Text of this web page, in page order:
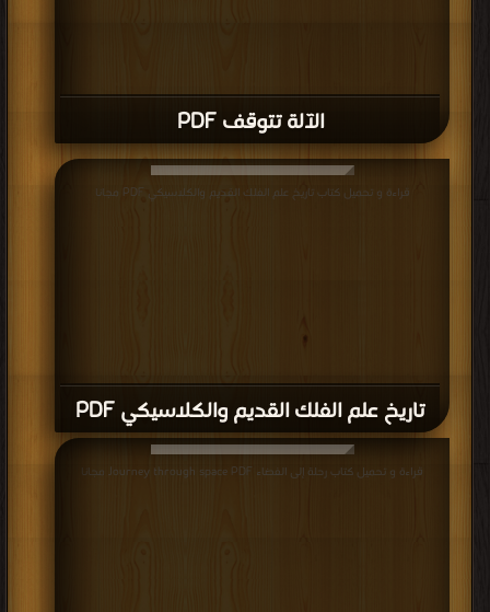
الآلة تتوقف PDF
تاريخ علم الفلك القديم والكلاسيكي PDF
قراءة و تحميل كتاب تاريخ علم الفلك القديم والكلاسيكي PDF مجانا
قراءة و تحميل كتاب رحلة إلى الفضاء Journey through space PDF مجانا